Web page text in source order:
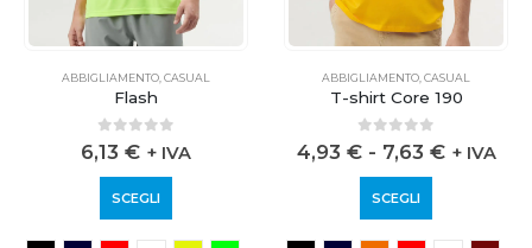
ABBIGLIAMENTO CASUAL
Flash
0 out of 5
6,13 € + IVA
SCEGLI
ABBIGLIAMENTO CASUAL
T-shirt Core 190
0 out of 5
4,93 € - 7,63 € + IVA
SCEGLI